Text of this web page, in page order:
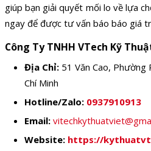
giúp bạn giải quyết mối lo về lựa
ngay để được tư vấn báo báo giá
Công Ty TNHH VTech Kỹ
Địa Chỉ: 51 Văn Cao, Phường
Chí Minh
Hotline/Zalo: 0937910913
Email:
Website: https://